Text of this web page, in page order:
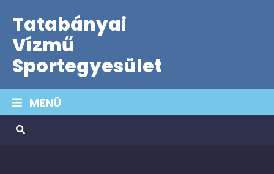
Tatabányai
Vízmű
Sportegyesület
MENÜ